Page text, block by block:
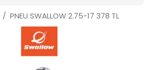
PNEU SWALLOW 2.75-17 378 TL